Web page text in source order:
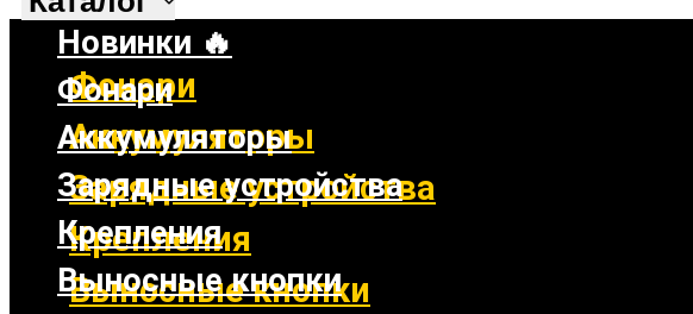
Фонари
Аккумуляторы
Зарядные устройства
Крепления
Выносные кнопки
Новинки 🔥
Фонари
Аккумуляторы
Зарядные устройства
Крепления
Выносные кнопки